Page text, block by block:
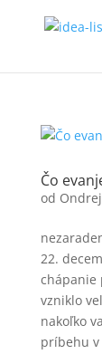
Čo
od
22.
chápanie
vzniklo
nakoľko
príbehu